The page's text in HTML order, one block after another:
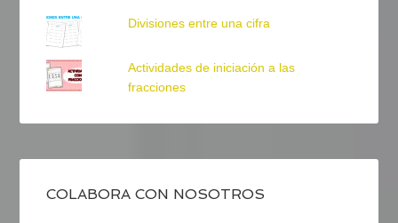
Divisiones entre una cifra
Actividades de iniciación a las
fracciones
COLABORA CON NOSOTROS